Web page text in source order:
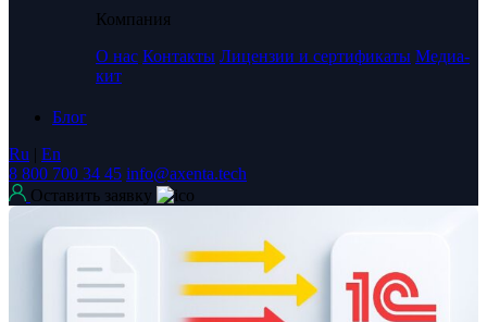
Компания
О нас Контакты Лицензии и сертификаты Медиа-
кит
Блог
Ru | En
8 800 700 34 45 info@axenta.tech
Оставить заявку